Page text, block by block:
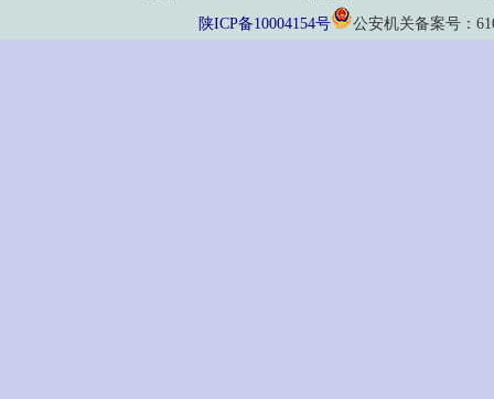
陕ICP备10004154号 公安机关备案号：